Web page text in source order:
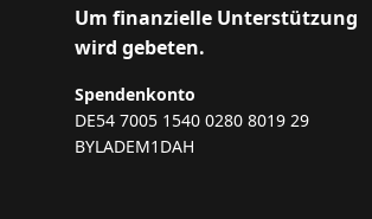
Um finanzielle Unterstützung
wird gebeten.
Spendenkonto
DE54 7005 1540 0280 8019 29
BYLADEM1DAH